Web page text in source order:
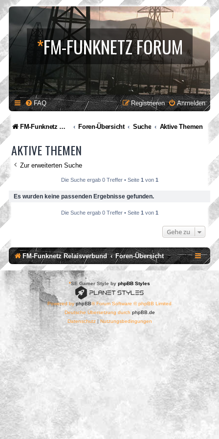
*FM-FUNKNETZ FORUM
FAQ Anmelden
Registrieren
FM-Funknetz Relaisverbund Foren-Übersicht Suche Aktive Themen
AKTIVE THEMEN
Zur erweiterten Suche
Die Suche ergab 0 Treffer • Seite 1 von 1
Es wurden keine passenden Ergebnisse gefunden.
Die Suche ergab 0 Treffer • Seite 1 von 1
Gehe zu
FM-Funknetz Relaisverbund Foren-Übersicht
*SE Gamer Style by phpBB Styles
Powered by phpBB® Forum Software © phpBB Limited
Deutsche Übersetzung durch phpBB.de
Datenschutz| Nutzungsbedingungen